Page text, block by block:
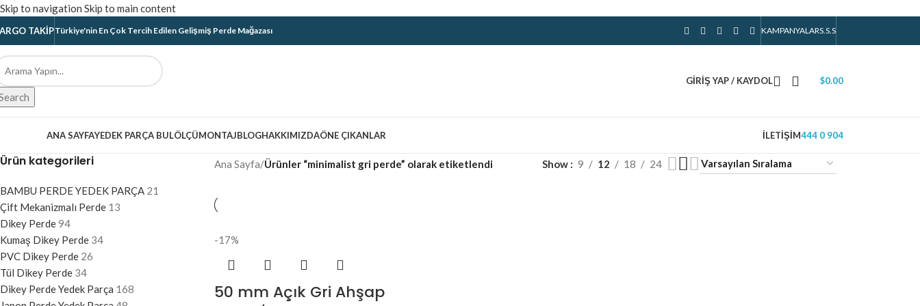
Skip to navigation Skip to main content
TAKIPTürkiye'nin En Çok Tercih Edilen Gelişmiş Perde Mağazası KAMPANYALARS.S.S
GIRIŞ YAP / KAYDOL $0.00
ANA SAYFAYEDEK PARÇA BULÖLÇÜMONTAJBLOGHAKKIMIZDAÖNE ÇIKANLAR İLETIŞIM444 0 904
Ürün kategorileri
BAMBU PERDE YEDEK PARÇA 21
Çift Mekanizmalı Perde 13
Dikey Perde94
Kumaş Dikey Perde 34
PVC Dikey Perde 26
Tül Dikey Perde 34
Dikey Perde Yedek Parça 168
Ana Sayfa/Ürünler “minimalist gri perde” olarak etiketlendi Show 9 12 18 24
-17%
50 mm Açık Gri Ahşap